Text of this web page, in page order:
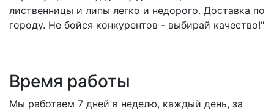
лиственницы и липы легко и недорого. Доставка по
городу. Не бойся конкурентов - выбирай качество!"
Время работы
Мы работаем 7 дней в неделю, каждый день, за